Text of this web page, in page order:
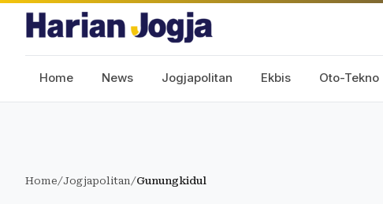
Home News Jogjapolitan Ekbis Oto-Tekno
Home/Jogjapolitan/Gunungkidul